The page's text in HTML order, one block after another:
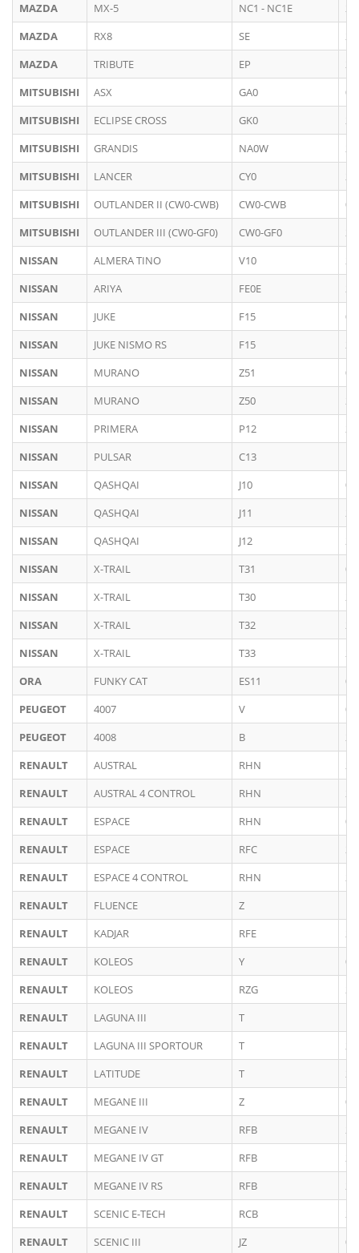
MAZDA
MX-5 NC1 - NC1E
MAZDA
RX8 SE
MAZDA
TRIBUTE EP
MITSUBISHI
ASX GA0
MITSUBISHI
ECLIPSE CROSS GK0
MITSUBISHI
GRANDIS NA0W
MITSUBISHI
LANCER CY0
MITSUBISHI
OUTLANDER II (CW0-CWB) CW0-CWB
MITSUBISHI
OUTLANDER III (CW0-GF0) CW0-GF0
NISSAN
ALMERA TINO V10
NISSAN
ARIYA FE0E
NISSAN
JUKE F15
NISSAN
JUKE NISMO RS F15
NISSAN
MURANO Z51
NISSAN
MURANO Z50
NISSAN
PRIMERA P12
NISSAN
PULSAR C13
NISSAN
QASHQAI J10
NISSAN
QASHQAI J11
NISSAN
QASHQAI J12
NISSAN
X-TRAIL T31
NISSAN
X-TRAIL T30
NISSAN
X-TRAIL T32
NISSAN
X-TRAIL T33
ORA
FUNKY CAT ES11
PEUGEOT
4007 V
PEUGEOT
4008 B
RENAULT
AUSTRAL RHN
RENAULT
AUSTRAL 4 CONTROL RHN
RENAULT
ESPACE RHN
RENAULT
ESPACE RFC
RENAULT
ESPACE 4 CONTROL RHN
RENAULT
FLUENCE Z
RENAULT
KADJAR RFE
RENAULT
KOLEOS Y
RENAULT
KOLEOS RZG
RENAULT
LAGUNA III T
RENAULT
LAGUNA III SPORTOUR T
RENAULT
LATITUDE T
RENAULT
MEGANE III Z
RENAULT
MEGANE IV RFB
RENAULT
MEGANE IV GT RFB
RENAULT
MEGANE IV RS RFB
RENAULT
SCENIC E-TECH RCB
RENAULT
SCENIC III JZ